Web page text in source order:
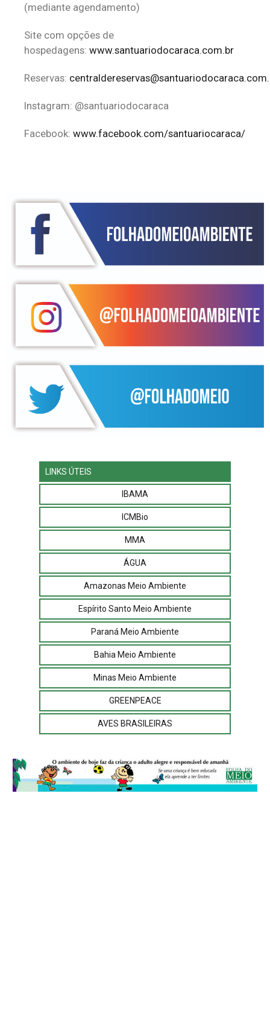
(mediante agendamento)
Site com opções de
hospedagens: www.santuariodocaraca.com.br
Reservas:
Instagram: @santuariodocaraca
Facebook: www.facebook.com/santuariocaraca/
LINKS ÚTEIS
IBAMA
ICMBio
MMA
ÁGUA
Amazonas Meio Ambiente
Espírito Santo Meio Ambiente
Paraná Meio Ambiente
Bahia Meio Ambiente
Minas Meio Ambiente
GREENPEACE
AVES BRASILEIRAS